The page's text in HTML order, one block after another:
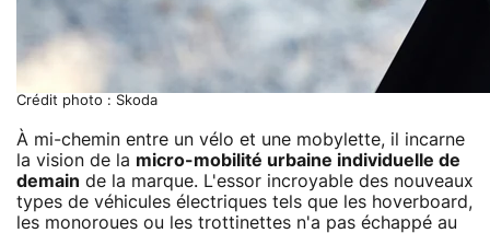
Crédit photo : Skoda
À mi-chemin entre un vélo et une mobylette, il incarne
la vision de la micro-mobilité urbaine individuelle de
demain de la marque. L'essor incroyable des nouveaux
types de véhicules électriques tels que les hoverboard,
les monoroues ou les trottinettes n'a pas échappé au